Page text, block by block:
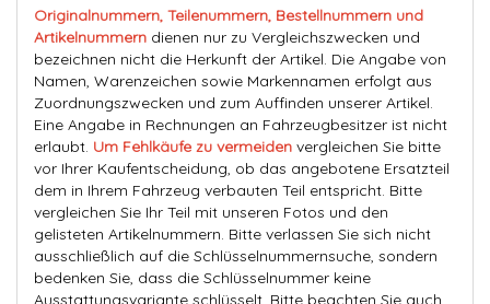
Originalnummern, Teilenummern, Bestellnummern und
Artikelnummern dienen nur zu Vergleichszwecken und
bezeichnen nicht die Herkunft der Artikel. Die Angabe von
Namen, Warenzeichen sowie Markennamen erfolgt aus
Zuordnungszwecken und zum Auffinden unserer Artikel.
Eine Angabe in Rechnungen an Fahrzeugbesitzer ist nicht
erlaubt. Um Fehlkäufe zu vermeiden vergleichen Sie bitte
vor Ihrer Kaufentscheidung, ob das angebotene Ersatzteil
dem in Ihrem Fahrzeug verbauten Teil entspricht. Bitte
vergleichen Sie Ihr Teil mit unseren Fotos und den
gelisteten Artikelnummern. Bitte verlassen Sie sich nicht
ausschließlich auf die Schlüsselnummernsuche, sondern
bedenken Sie, dass die Schlüsselnummer keine
Ausstattungsvariante schlüsselt. Bitte beachten Sie auch